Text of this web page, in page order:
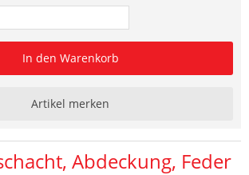
In den Warenkorb
Artikel merken
Abdeckung, Feder